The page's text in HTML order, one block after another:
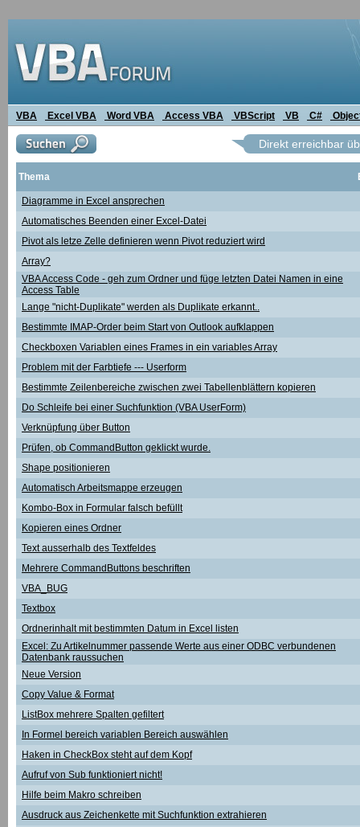
VBA Excel VBA Word VBA Access VBA VBScript VB C#
Direkt erreichbar
Thema
Diagramme in Excel ansprechen
Automatisches Beenden einer Excel-Datei
Pivot als letze Zelle definieren wenn Pivot reduziert wird
Array?
VBA Access Code - geh zum Ordner und füge letzten Datei Namen in eine
Access Table
Lange "nicht-Duplikate" werden als Duplikate erkannt..
Bestimmte IMAP-Order beim Start von Outlook aufklappen
Checkboxen Variablen eines Frames in ein variables Array
Problem mit der Farbtiefe --- Userform
Bestimmte Zeilenbereiche zwischen zwei Tabellenblättern kopieren
Do Schleife bei einer Suchfunktion (VBA UserForm)
Verknüpfung über Button
Prüfen, ob CommandButton geklickt wurde.
Shape positionieren
Automatisch Arbeitsmappe erzeugen
Kombo-Box in Formular falsch befüllt
Kopieren eines Ordner
Text ausserhalb des Textfeldes
Mehrere CommandButtons beschriften
VBA_BUG
Textbox
Ordnerinhalt mit bestimmten Datum in Excel listen
Excel: Zu Artikelnummer passende Werte aus einer ODBC verbundenen
Datenbank raussuchen
Neue Version
Copy Value & Format
ListBox mehrere Spalten gefiltert
In Formel bereich variablen Bereich auswählen
Haken in CheckBox steht auf dem Kopf
Aufruf von Sub funktioniert nicht!
Hilfe beim Makro schreiben
Ausdruck aus Zeichenkette mit Suchfunktion extrahieren